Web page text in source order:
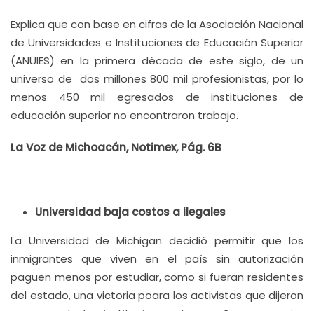
Explica que con base en cifras de la Asociación Nacional
de Universidades e Instituciones de Educación Superior
(ANUIES) en la primera década de este siglo, de un
universo de dos millones 800 mil profesionistas, por lo
menos 450 mil egresados de instituciones de
educación superior no encontraron trabajo.
La Voz de Michoacán, Notimex, Pág. 6B
Universidad baja costos a ilegales
La Universidad de Michigan decidió permitir que los
inmigrantes que viven en el país sin autorización
paguen menos por estudiar, como si fueran residentes
del estado, una victoria poara los activistas que dijeron